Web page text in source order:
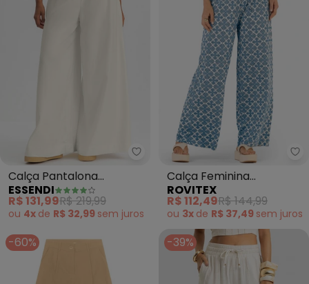
Essendi - Calça Pantalona
Calça Pantalona
Feminina Sarjada
(Natural)
ESSENDI
R$ 131,99R$ 219,99
ou 4x de R$ 32,99 sem juros
Calça Feminina
Pantalona Viscotorcion
(Bege)
ROVITEX
R$ 112,49R$ 144,99
ou 3x de R$ 37,49 sem juros
-60% -39%